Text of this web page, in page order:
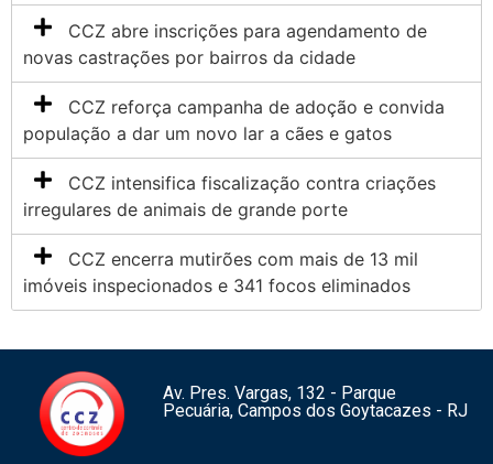
CCZ abre inscrições para agendamento de
novas castrações por bairros da cidade
CCZ reforça campanha de adoção e convida
população a dar um novo lar a cães e gatos
CCZ intensifica fiscalização contra criações
irregulares de animais de grande porte
CCZ encerra mutirões com mais de 13 mil
imóveis inspecionados e 341 focos eliminados
Av. Pres. Vargas, 132 - Parque
Pecuária, Campos dos Goytacazes - RJ